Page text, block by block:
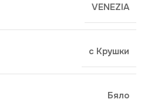
VENEZIA
с Крушки
Бяло